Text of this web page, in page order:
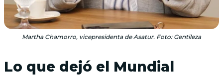
Martha Chamorro, vicepresidenta de Asatur. Foto: Gentileza
Lo que dejó el Mundial